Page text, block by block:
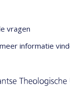
vragen
informatie